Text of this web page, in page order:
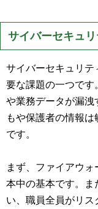
サイバーセキュ
サイバーセキュリ
要な課題の一つです
や業務データが漏洩
もや保護者の情報
です。
まず、ファイアウ
本中の基本です。ま
い、職員全員がリス